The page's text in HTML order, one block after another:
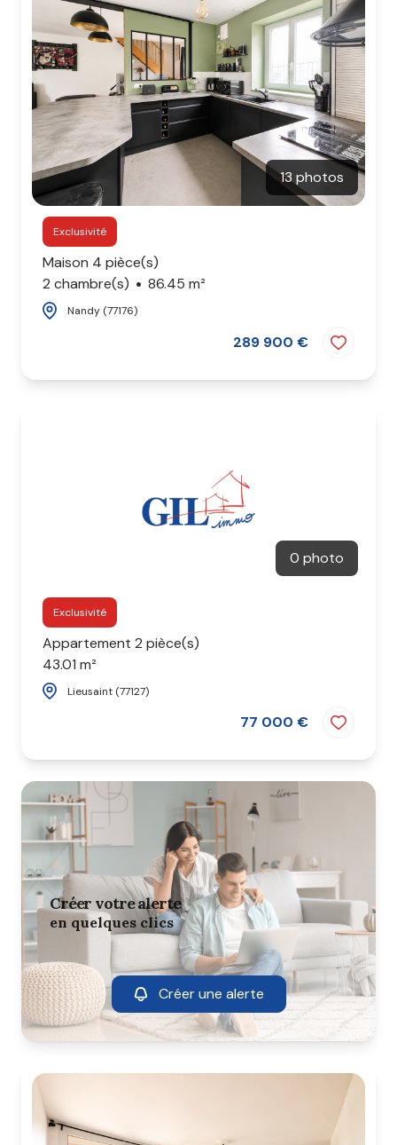
agence
contact
13 photos
Exclusivité
Maison 4 pièce(s)
2 chambre(s)
86.45 m²
Nandy (77176)
289 900 €
0 photo
Exclusivité
Appartement 2 pièce(s)
43.01 m²
Lieusaint (77127)
77 000 €
créer votre alerte
en quelques clics
Créer une alerte